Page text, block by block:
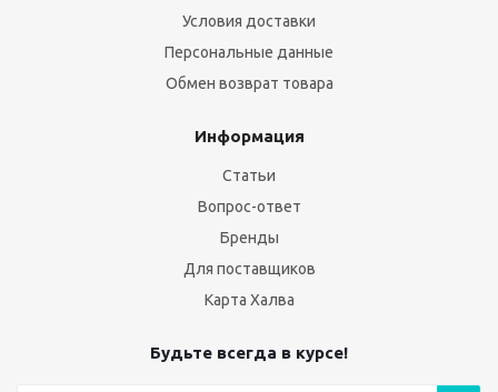
Условия доставки
Персональные данные
Обмен возврат товара
Информация
Статьи
Вопрос-ответ
Бренды
Для поставщиков
Карта Халва
Будьте всегда в курсе!